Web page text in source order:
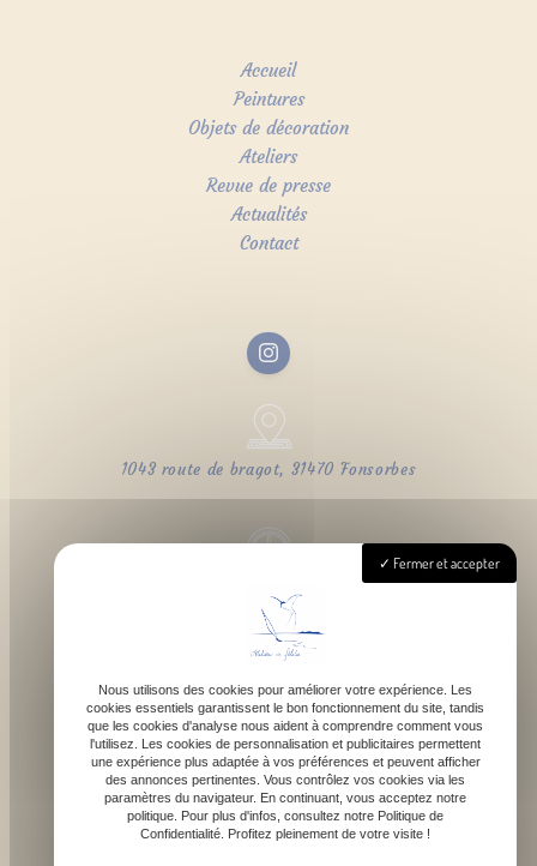
Accueil
Peintures
Objets de décoration
Ateliers
Revue de presse
Actualités
Contact
1043 route de bragot, 31470 Fonsorbes
Lundi - Samedi : 9h - 18h
contact@atelierdefelicie.fr
06 08 95 80 82
Fermer et accepter
Nous utilisons des cookies pour améliorer votre expérience. Les
cookies essentiels garantissent le bon fonctionnement du site, tandis
que les cookies d'analyse nous aident à comprendre comment vous
l'utilisez. Les cookies de personnalisation et publicitaires permettent
une expérience plus adaptée à vos préférences et peuvent afficher
des annonces pertinentes. Vous contrôlez vos cookies via les
paramètres du navigateur. En continuant, vous acceptez notre
politique. Pour plus d'infos, consultez notre Politique de
Confidentialité. Profitez pleinement de votre visite !